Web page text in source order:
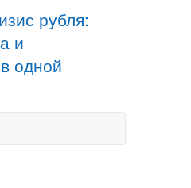
рубля:
и
одной